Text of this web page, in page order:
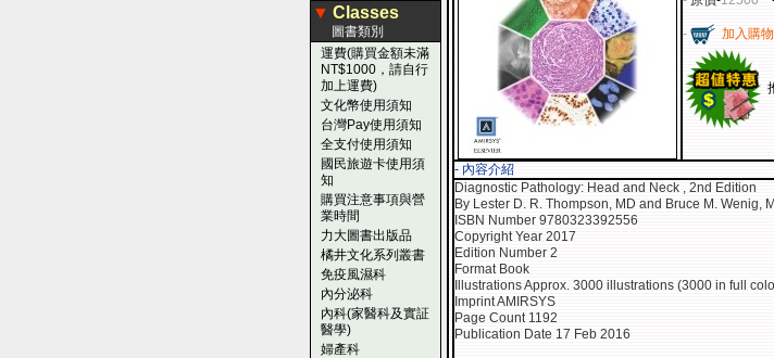
▼ Classes
圖書類別
運費(購買金額未滿
NT$1000，請自行
加上運費)
文化幣使用須知
台灣Pay使用須知
全支付使用須知
國民旅遊卡使用須
知
購買注意事項與營
業時間
力大圖書出版品
橘井文化系列叢書
免疫風濕科
內分泌科
內科(家醫科及實証
醫學)
婦產科
- 加入購
- 內容介紹
Diagnostic Pathology: Head and Neck , 2nd Edition
By Lester D. R. Thompson, MD and Bruce M. Wenig,
ISBN Number 9780323392556
Copyright Year 2017
Edition Number 2
Format Book
Illustrations Approx. 3000 illustrations (3000 in full
Imprint AMIRSYS
Page Count 1192
Publication Date 17 Feb 2016